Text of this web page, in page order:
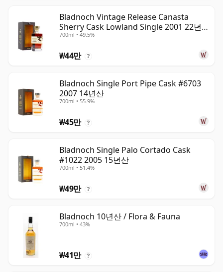
Bladnoch Vintage Release Canasta
Sherry Cask Lowland Single 2001 22년
산
700ml • 49.5%
₩44만 ?
Bladnoch Single Port Pipe Cask #6703
2007 14년산
700ml • 55.9%
₩45만 ?
Bladnoch Single Palo Cortado Cask
#1022 2005 15년산
700ml • 51.4%
₩49만 ?
Bladnoch 10년산 / Flora & Fauna
700ml • 43%
₩41만 ?